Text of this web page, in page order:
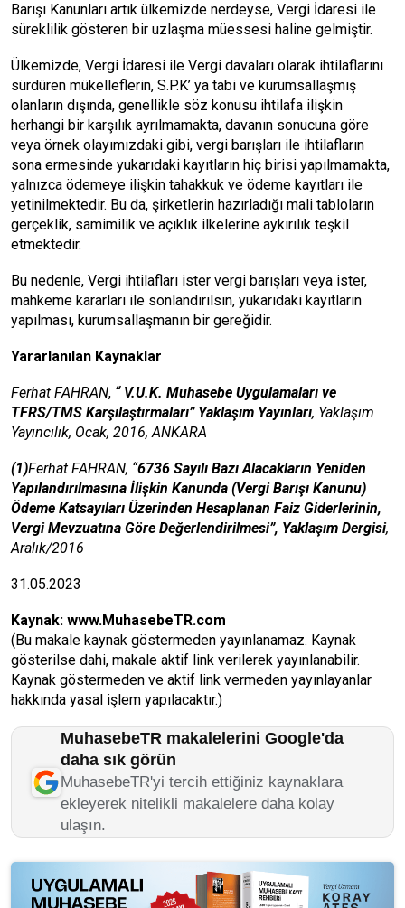
Barışı Kanunları artık ülkemizde nerdeyse, Vergi İdaresi ile
süreklilik gösteren bir uzlaşma müessesi haline gelmiştir.
Ülkemizde, Vergi İdaresi ile Vergi davaları olarak ihtilaflarını
sürdüren mükelleflerin, S.P.K’ ya tabi ve kurumsallaşmış
olanların dışında, genellikle söz konusu ihtilafa ilişkin
herhangi bir karşılık ayrılmamakta, davanın sonucuna göre
veya örnek olayımızdaki gibi, vergi barışları ile ihtilafların
sona ermesinde yukarıdaki kayıtların hiç birisi yapılmamakta,
yalnızca ödemeye ilişkin tahakkuk ve ödeme kayıtları ile
yetinilmektedir. Bu da, şirketlerin hazırladığı mali tabloların
gerçeklik, samimilik ve açıklık ilkelerine aykırılık teşkil
etmektedir.
Bu nedenle, Vergi ihtilafları ister vergi barışları veya ister,
mahkeme kararları ile sonlandırılsın, yukarıdaki kayıtların
yapılması, kurumsallaşmanın bir gereğidir.
Yararlanılan Kaynaklar
Ferhat FAHRAN, “ V.U.K. Muhasebe Uygulamaları ve
TFRS/TMS Karşılaştırmaları” Yaklaşım Yayınları, Yaklaşım
Yayıncılık, Ocak, 2016, ANKARA
(1)Ferhat FAHRAN, “6736 Sayılı Bazı Alacakların Yeniden
Yapılandırılmasına İlişkin Kanunda (Vergi Barışı Kanunu)
Ödeme Katsayıları Üzerinden Hesaplanan Faiz Giderlerinin,
Vergi Mevzuatına Göre Değerlendirilmesi”, Yaklaşım Dergisi,
Aralık/2016
31.05.2023
Kaynak: www.MuhasebeTR.com
(Bu makale kaynak göstermeden yayınlanamaz. Kaynak
gösterilse dahi, makale aktif link verilerek yayınlanabilir.
Kaynak göstermeden ve aktif link vermeden yayınlayanlar
hakkında yasal işlem yapılacaktır.)
MuhasebeTR makalelerini Google'da
daha sık görün
MuhasebeTR'yi tercih ettiğiniz kaynaklara
ekleyerek nitelikli makalelere daha kolay
ulaşın.